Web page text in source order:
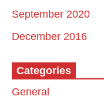
September 2020
December 2016
Categories
General